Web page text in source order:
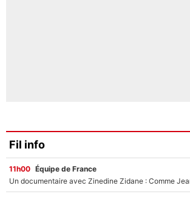
Fil info
11h00 Équipe de France